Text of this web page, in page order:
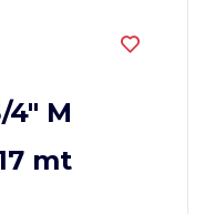
4" M
mt